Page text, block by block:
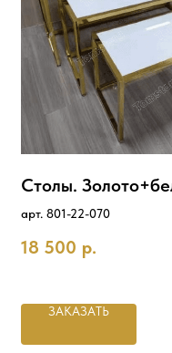
Столы.
арт. 801-22-070
18 500 р.
ЗАКАЗАТЬ